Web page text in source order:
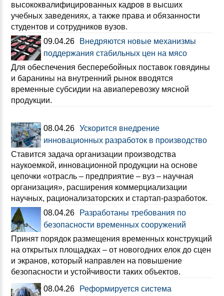
высококвалифицированных кадров в высших
учебных заведениях, а также права и обязанности
студентов и сотрудников вузов.
09.04.26
Внедряются новые механизмы
поддержания стабильных цен на мясо
Для обеспечения бесперебойных поставок говядины
и баранины на внутренний рынок вводятся
временные субсидии на авиаперевозку мясной
продукции.
08.04.26 Ускорится внедрение
инновационных разработок в производство
Ставится задача организации производства
наукоемкой, инновационной продукции на основе
цепочки «отрасль – предприятие – вуз – научная
организация», расширения коммерциализации
научных, рационализаторских и стартап-разработок.
08.04.26
Разработаны требования по
безопасности временных сооружений
Принят порядок размещения временных конструкций
на открытых площадках – от новогодних елок до сцен
и экранов, который направлен на повышение
безопасности и устойчивости таких объектов.
08.04.26
Реформируется система